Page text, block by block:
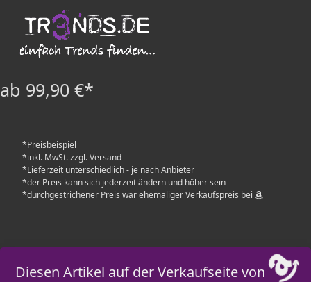
ab 99,90 €*
*Preisbeispiel
*inkl. MwSt. zzgl. Versand
*Lieferzeit unterschiedlich - je nach Anbieter
*der Preis kann sich jederzeit ändern und höher sein
*durchgestrichener Preis war ehemaliger Verkaufspreis bei
Diesen Artikel auf der Verkaufseite von